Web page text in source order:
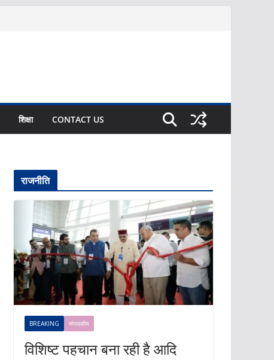
शिक्षा CONTACT US
राजनीति
BREAKING संपादकीय
विशिष्ट पहचान बना रही है आदि